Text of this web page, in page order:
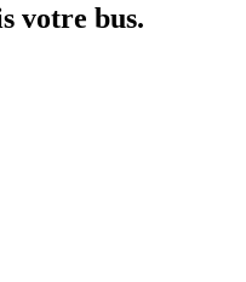
votre bus.